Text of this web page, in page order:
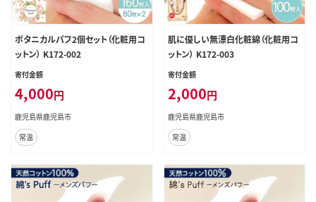
ボタニカルパフ2個セット（化粧用コ
ットン） K172-002
寄付金額
4,000円
鹿児島県鹿児島市
常温
肌に優しい無漂白化粧綿（化粧用コ
ットン） K172-003
寄付金額
2,000円
鹿児島県鹿児島市
常温